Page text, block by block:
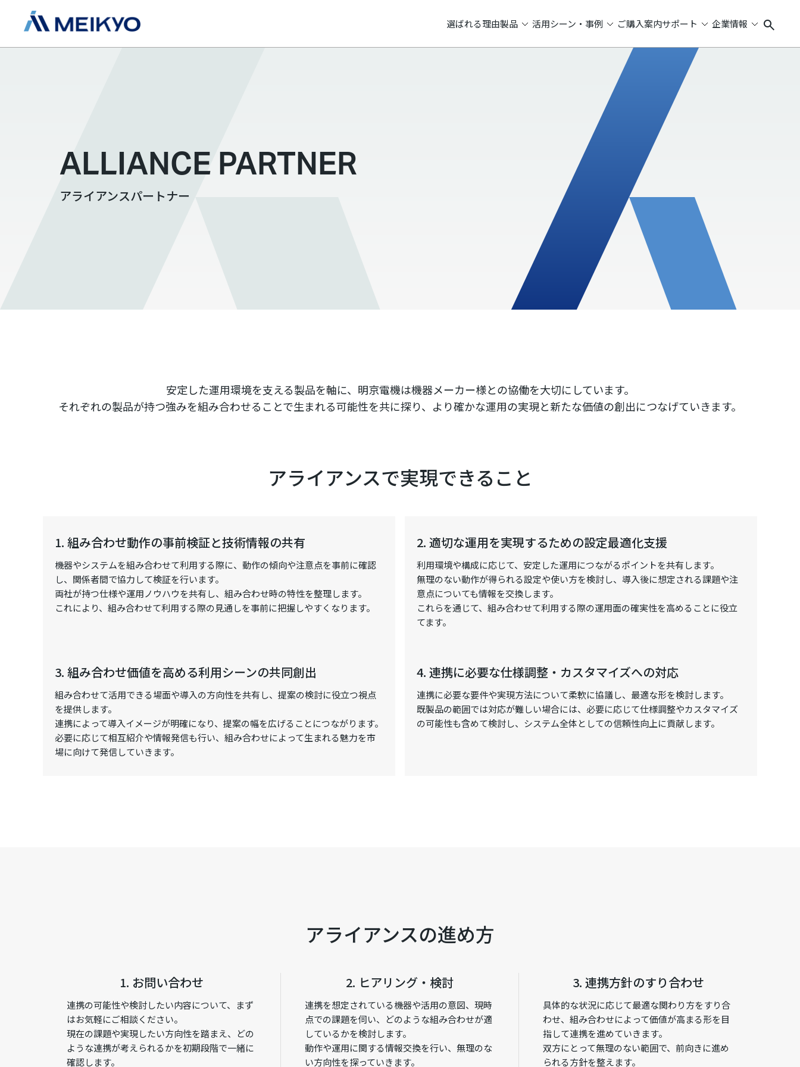
選ばれる理由製品 活用シーン・事例 ご購入案内サポート 企業情報
ALLIANCE PARTNER
アライアンスパートナー
安定した運用環境を支える製品を軸に、明京電機は機器メーカー様との協働を大切にしています。
それぞれの製品が持つ強みを組み合わせることで生まれる可能性を共に探り、より確かな運用の実現と新たな価値の創出につなげていきます。
アライアンスで実現できること
1. 組み合わせ動作の事前検証と技術情報の共有
機器やシステムを組み合わせて利用する際に、動作の傾向や注意点を事前に確認
し、関係者間で協力して検証を行います。
両社が持つ仕様や運用ノウハウを共有し、組み合わせ時の特性を整理します。
これにより、組み合わせて利用する際の見通しを事前に把握しやすくなります。
2. 適切な運用を実現するための設定最適化支援
利用環境や構成に応じて、安定した運用につながるポイントを共有します。
無理のない動作が得られる設定や使い方を検討し、導入後に想定される課題や注
意点についても情報を交換します。
これらを通じて、組み合わせて利用する際の運用面の確実性を高めることに役立
てます。
3. 組み合わせ価値を高める利用シーンの共同創出
組み合わせて活用できる場面や導入の方向性を共有し、提案の検討に役立つ視点
を提供します。
連携によって導入イメージが明確になり、提案の幅を広げることにつながります。
必要に応じて相互紹介や情報発信も行い、組み合わせによって生まれる魅力を市
場に向けて発信していきます。
4. 連携に必要な仕様調整・カスタマイズへの対応
連携に必要な要件や実現方法について柔軟に協議し、最適な形を検討します。
既製品の範囲では対応が難しい場合には、必要に応じて仕様調整やカスタマイズ
の可能性も含めて検討し、システム全体としての信頼性向上に貢献します。
アライアンスの進め方
1. お問い合わせ
連携の可能性や検討したい内容について、まず
はお気軽にご相談ください。
現在の課題や実現したい方向性を踏まえ、どの
ような連携が考えられるかを初期段階で一緒に
確認します。
2. ヒアリング・検討
連携を想定されている機器や活用の意図、現時
点での課題を伺い、どのような組み合わせが適
しているかを検討します。
動作や運用に関する情報交換を行い、無理のな
い方向性を探っていきます。
3. 連携方針のすり合わせ
具体的な状況に応じて最適な関わり方をすり合
わせ、組み合わせによって価値が高まる形を目
指して連携を進めていきます。
双方にとって無理のない範囲で、前向きに進め
られる方針を整えます。